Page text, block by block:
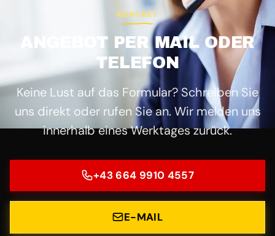
KONTAKT
ANGEBOT PER MAIL ODER
TELEFON
Keine Lust auf das Formular? Schreiben Sie
uns direkt oder rufen Sie an. Wir melden uns
innerhalb eines Werktages zurück.
+43 664 9910 4557
E-MAIL